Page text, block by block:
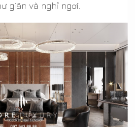
giãn và nghỉ ngơi.